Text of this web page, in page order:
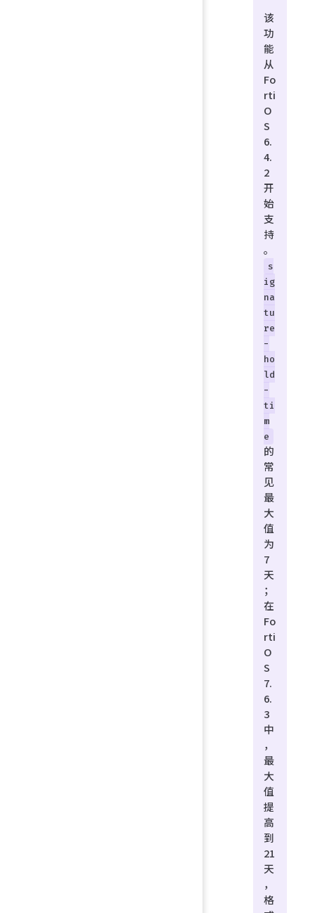
该
功
能
从
Fo
rti
O
S
6.
4.
2
开
始
支
持
。
s
ig
na
tu
re
-
ho
ld
-
ti
m
e
的
常
见
最
大
值
为
7
天
；
在
Fo
rti
O
S
7.
6.
3
中
，
最
大
值
提
高
到
21
天
，
格